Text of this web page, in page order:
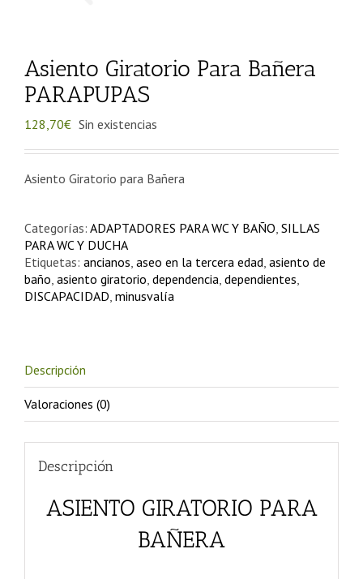
Asiento Giratorio Para Bañera
PARAPUPAS
128,70€ Sin existencias
Asiento Giratorio para Bañera
Categorías: ADAPTADORES PARA WC Y BAÑO, SILLAS
PARA WC Y DUCHA
Etiquetas: ancianos, aseo en la tercera edad, asiento de
baño, asiento giratorio, dependencia, dependientes,
DISCAPACIDAD, minusvalía
Descripción
Valoraciones (0)
Descripción
ASIENTO GIRATORIO PARA
BAÑERA